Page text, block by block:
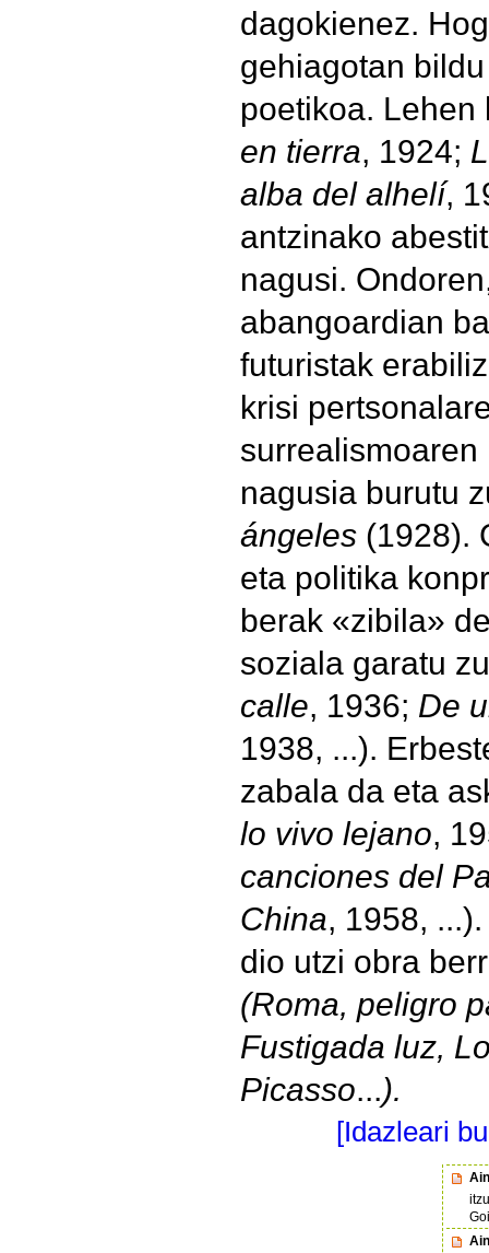
dagokienez.
gehiagotan
poetikoa. Lehen
en tierra, 1924;
alba del alhelí,
antzinako
nagusi.
abangoardian
futuristak
krisi
nagusia burutu
ángeles (1928).
eta politika
berak «zibila»
soziala garatu
calle, 1936; De
1938, ...).
zabala da eta
lo vivo lejano,
canciones del
China, 1958,
dio utzi obra
(Roma, peligro
Fustigada luz,
Picasso...).
[Idazleari